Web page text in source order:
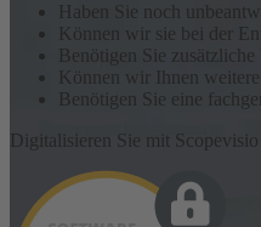
Haben Sie noch
Können wir sie bei der
Benötigen Sie
Können wir Ihnen
Benötigen Sie eine
Digitalisieren Sie mit Scopevisio